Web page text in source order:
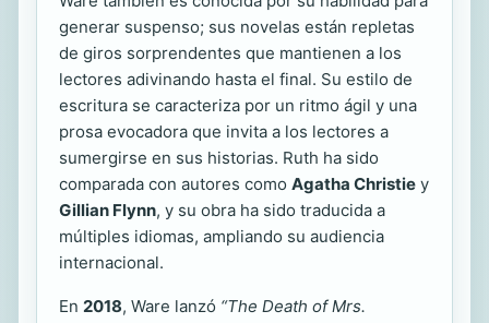
generar suspenso; sus novelas están repletas
de giros sorprendentes que mantienen a los
lectores adivinando hasta el final. Su estilo de
escritura se caracteriza por un ritmo ágil y una
prosa evocadora que invita a los lectores a
sumergirse en sus historias. Ruth ha sido
comparada con autores como Agatha Christie y
Gillian Flynn, y su obra ha sido traducida a
múltiples idiomas, ampliando su audiencia
internacional.
En 2018, Ware lanzó “The Death of Mrs.